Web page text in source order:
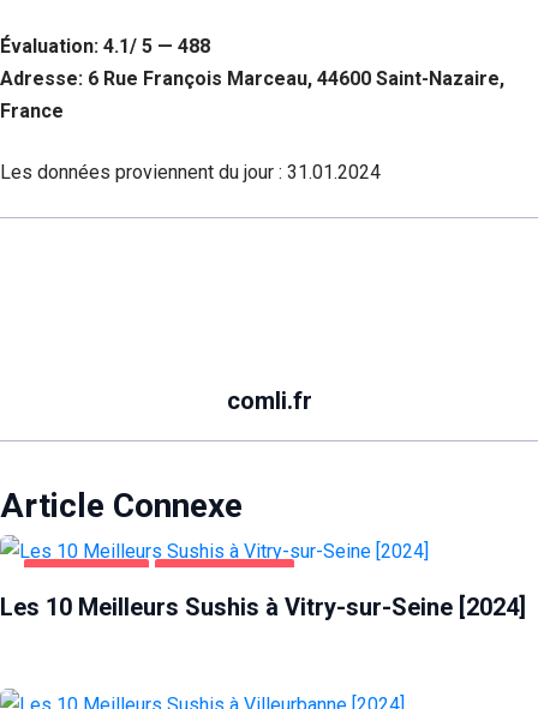
Évaluation: 4.1/ 5 — 488
Adresse: 6 Rue François Marceau, 44600 Saint-Nazaire,
France
Les données proviennent du jour : 31.01.2024
comli.fr
Article Connexe
Les 10 Meilleurs Sushis à Vitry-sur-Seine [2024]